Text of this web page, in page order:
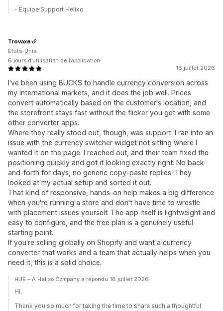
- Équipe Support Helixo
16 juillet 2026
I've been using BUCKS to handle currency conversion across
my international markets, and it does the job well. Prices
convert automatically based on the customer's location, and
the storefront stays fast without the flicker you get with some
other converter apps.
Where they really stood out, though, was support. I ran into an
issue with the currency switcher widget not sitting where I
wanted it on the page. I reached out, and their team fixed the
positioning quickly and got it looking exactly right. No back-
and-forth for days, no generic copy-paste replies. They
looked at my actual setup and sorted it out.
That kind of responsive, hands-on help makes a big difference
when you're running a store and don't have time to wrestle
with placement issues yourself. The app itself is lightweight and
easy to configure, and the free plan is a genuinely useful
starting point.
If you're selling globally on Shopify and want a currency
converter that works and a team that actually helps when you
need it, this is a solid choice.
Trovaxe
États-Unis
6 jours d’utilisation de l’application
HUE – A Helixo Company a répondu 18 juillet 2026
Hi,
Thank you so much for taking the time to share such a thoughtful